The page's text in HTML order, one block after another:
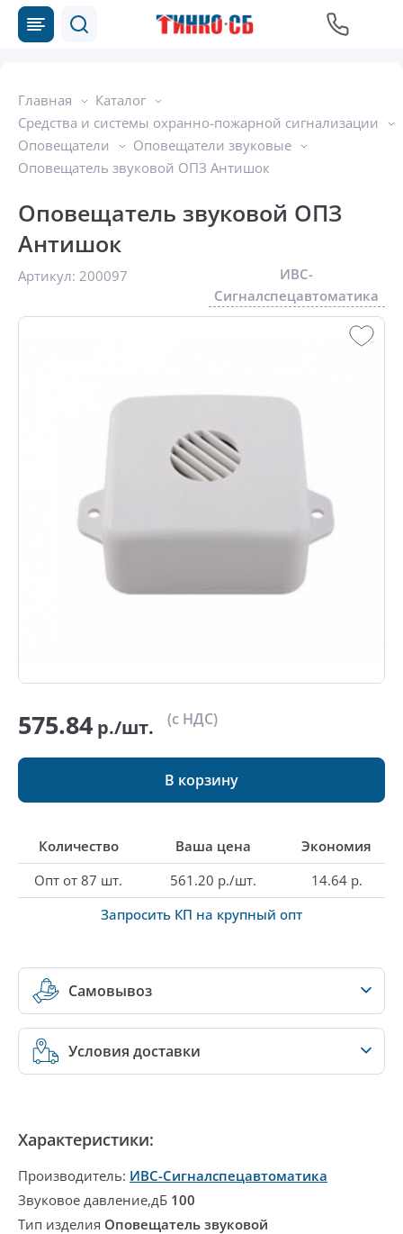
Главная
Каталог
Средства и системы охранно-пожарной сигнализации
Оповещатели
Оповещатели звуковые
Оповещатель звуковой ОПЗ Антишок
Оповещатель звуковой ОПЗ
Антишок
Артикул: 200097
ИВС-
Сигналспецавтоматика
575.84 р./шт. (с НДС)
В корзину
Количество Ваша цена
Экономия
Опт от 87 шт.
561.20 р./шт.
14.64 р.
Запросить КП на крупный опт
Самовывоз
Условия доставки
Характеристики:
Производитель: ИВС-Сигналспецавтоматика
Звуковое давление,дБ 100
Тип изделия Оповещатель звуковой